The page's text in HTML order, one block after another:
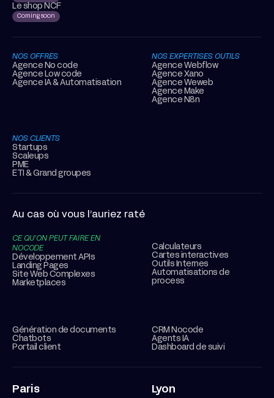
Le shop NCF
Coming soon
NOS OFFRES
Agence No code
Agence Low code
Agence IA & Automatisation
NOS EXPERTISES OUTILS
Agence Webflow
Agence Xano
Agence Weweb
Agence Make
Agence N8n
NOS CLIENTS
Startups
Scaleups
PME
ETI & Grand groupes
Au cas où vous l’auriez raté
CE QU’ON PEUT FAIRE EN
NOCODE
Développement APIs
Landing Pages
Site Web Complexes
Marketplaces
Calculateurs
Cartes interactives
Outils Internes
Automatisations de
process
Génération de documents
Chatbots
Portail client
CRM Nocode
Agents IA
Dashboard de suivi
Paris Lyon